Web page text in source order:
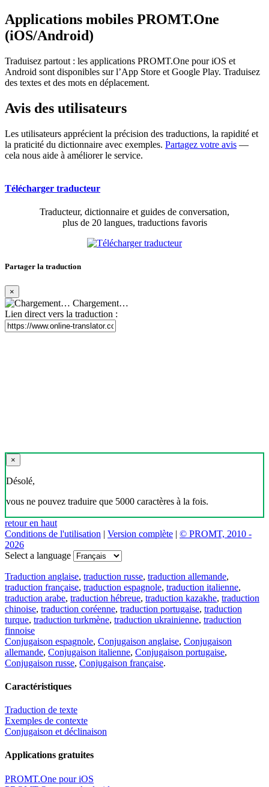
Applications mobiles PROMT.One
(iOS/Android)
Traduisez partout : les applications PROMT.One pour iOS et
Android sont disponibles sur l’App Store et Google Play. Traduisez
des textes et des mots en déplacement.
Avis des utilisateurs
Les utilisateurs apprécient la précision des traductions, la rapidité et
la praticité du dictionnaire avec exemples. Partagez votre avis —
cela nous aide à améliorer le service.
Télécharger traducteur
Traducteur, dictionnaire et guides de conversation,
plus de 20 langues, traductions favoris
Partager la traduction
×
Chargement…
Lien direct vers la traduction :
×
Désolé,
vous ne pouvez traduire que 5000 caractères à la fois.
retour en haut
Conditions de l'utilisation | Version complète | © PROMT, 2010 -
2026
Select a language
Traduction anglaise, traduction russe, traduction allemande,
traduction française, traduction espagnole, traduction italienne,
traduction arabe, traduction hébreue, traduction kazakhe, traduction
chinoise, traduction coréenne, traduction portugaise, traduction
turque, traduction turkmène, traduction ukrainienne, traduction
finnoise
Conjugaison espagnole, Conjugaison anglaise, Conjugaison
allemande, Conjugaison italienne, Conjugaison portugaise,
Conjugaison russe, Conjugaison française.
Caractéristiques
Traduction de texte
Exemples de contexte
Conjugaison et déclinaison
Applications gratuites
PROMT.One pour iOS